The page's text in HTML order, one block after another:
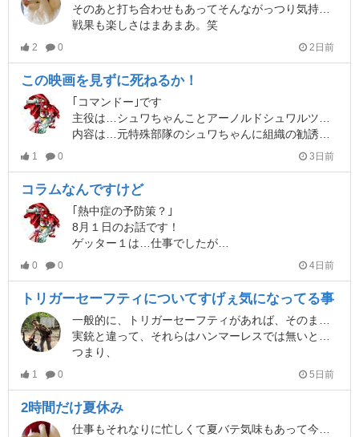
そのあと打ち合わせもあってそんながっつり気持ちも入るワケでもないし。
戦果も楽しさはまあまあ。笑
2 0 2日前
この映画を見ずに死ねるか！
｢コマンドー｣です
主役は…シュワちゃんことアーノルドシュワルツェネッガーの代表作です！
内容は…元特殊部隊のシュワちゃんに組織の勧誘が来たが断わるも…１人娘が…誘拐されて助けに行く内容です。
1 0 3日前
コラムなんですけど
｢熱中症の予防策？｣
8月１日のお話です！
ゲッター１は…仕事でしたが…
0 0 4日前
トリガーセーフティについてすげぇ気になってる事
実銃と違って、それらはハンマーレスでは無いということです。
つまり、
1 0 5日前
2時間だけ夏休み